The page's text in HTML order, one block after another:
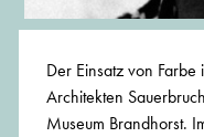
Der Einsatz von
Architekten
Museum Brandhorst.